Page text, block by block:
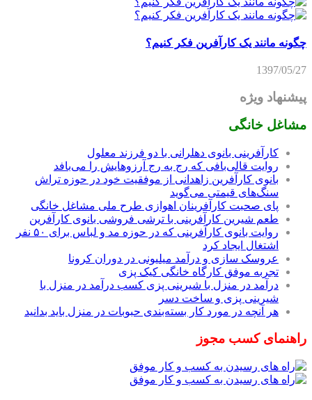
چگونه مانند یک کارآفرین فکر کنیم؟
1397/05/27
پیشنهاد ویژه
مشاغل خانگی
کارآفرینی بانوی دهلرانی با دو فرزند معلول
روایت قالی‌بافی که رج به رج آرزوهایش را می‌بافد
بانوی کارآفرین زاهدانی از موفقیت خود در حوزه تراش
سنگ‌های قیمتی می‌گوید
پای صحبت کارآفرینان اهوازی طرح ملی مشاغل خانگی
طعم شیرین کارآفرینی با ترشی فروشی بانوی کارآفرین
روایت بانوی کارآفرینی که در حوزه مد و لباس برای ۵۰ نفر
اشتغال ایجاد کرد
عروسک سازی و درآمد میلیونی در دوران کرونا
تجربه موفق کارگاه خانگی کیک پزی
درآمد در منزل با شیرینی پزی کسب درآمد در منزل با
شیرینی پزی و ساخت دسر
هر آنچه در مورد کار بسته‌بندی حبوبات در منزل باید بدانید
راهنمای کسب مجوز